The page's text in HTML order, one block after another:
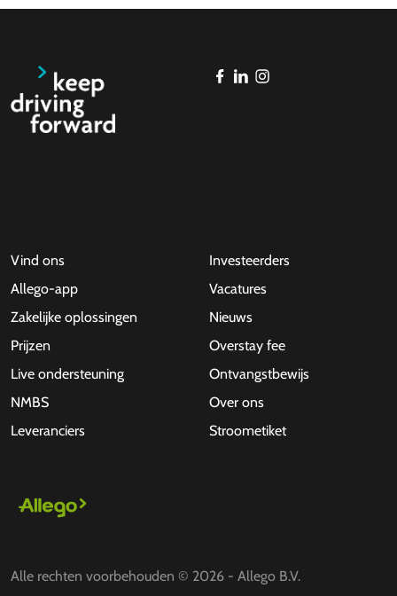
Vind ons
Allego-app
Zakelijke oplossingen
Prijzen
Live ondersteuning
NMBS
Leveranciers
Investeerders
Vacatures
Nieuws
Overstay fee
Ontvangstbewijs
Over ons
Stroometiket
Alle rechten voorbehouden © 2026 - Allego B.V.